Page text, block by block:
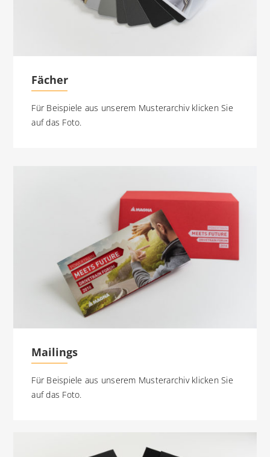
Fächer
Für Beispiele aus unserem Musterarchiv klicken Sie
auf das Foto.
Mailings
Für Beispiele aus unserem Musterarchiv klicken Sie
auf das Foto.